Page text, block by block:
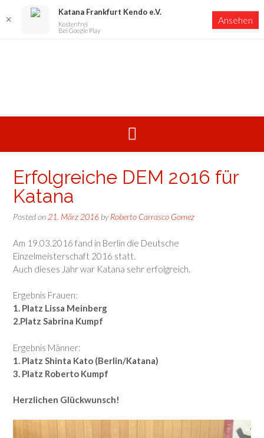
Erfolgreiche DEM 2016 für
Katana
Posted on 21. März 2016 byRoberto Carrasco Gomez
Am 19.03.2016 fand in Berlin die Deutsche
Einzelmeisterschaft 2016 statt.
Auch dieses Jahr war Katana sehr erfolgreich.
Ergebnis Frauen:
1. Platz Lissa Meinberg
2.Platz Sabrina Kumpf
Ergebnis Männer:
1. Platz Shinta Kato (Berlin/Katana)
3. Platz Roberto Kumpf
Herzlichen Glückwunsch!
✕
Katana Frankfurt Kendo e.V.
Kostenfrei
Bei Google Play
Ansehen